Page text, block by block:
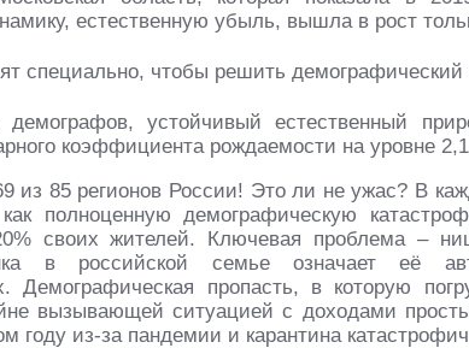
естественную убыль, вышла в рост
устойчивый естественный
коэффициента рождаемости на уровне
из 85 регионов России! Это ли не ужас? В
как полноценную демографическую
своих жителей. Ключевая проблема –
в российской семье означает её
Демографическая пропасть, в которую
вызывающей ситуацией с доходами
году из-за пандемии и карантина